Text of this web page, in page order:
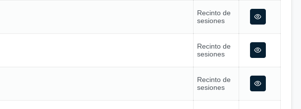
Recinto de
sesiones
Recinto de
sesiones
Recinto de
sesiones